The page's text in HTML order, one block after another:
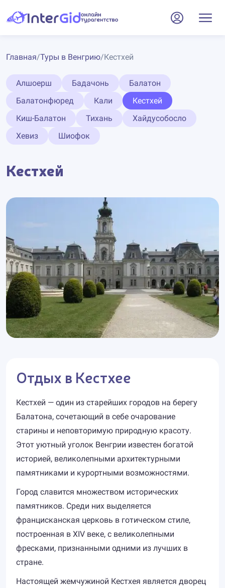
Главная/Туры в Венгрию/Кестхей
Алшоерш Бадачонь
Балатон
Балатонфюред
Кали
Кестхей
Киш-Балатон
Тихань
Хайдусобосло
Хевиз
Шиофок
Кестхей
Отдых в Кестхее
Кестхей — один из старейших городов на берегу
Балатона, сочетающий в себе очарование
старины и неповторимую природную красоту.
Этот уютный уголок Венгрии известен богатой
историей, великолепными архитектурными
памятниками и курортными возможностями.
Город славится множеством исторических
памятников. Среди них выделяется
францисканская церковь в готическом стиле,
построенная в XIV веке, с великолепными
фресками, признанными одними из лучших в
стране.
Настоящей жемчужиной Кестхея является дворец